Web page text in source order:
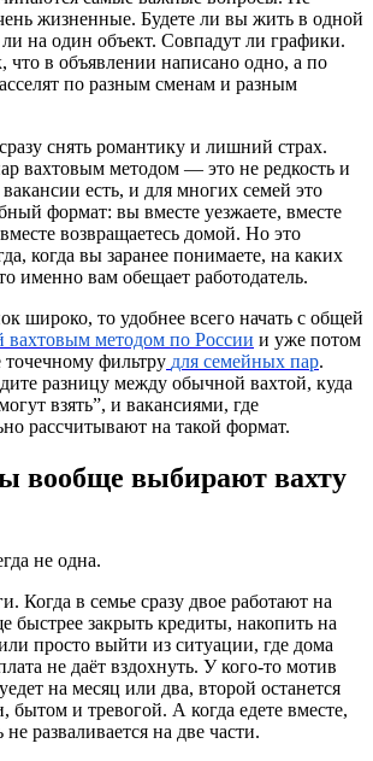
жизненные. Будете ли вы жить в одной
на один объект. Совпадут ли графики.
что в объявлении написано одно, а по
по разным сменам и разным
снять романтику и лишний страх.
вахтовым методом — это не редкость и
есть, и для многих семей это
формат: вы вместе уезжаете, вместе
возвращаетесь домой. Но это
когда вы заранее понимаете, на каких
именно вам обещает работодатель.
широко, то удобнее всего начать с общей
вахтовым методом по России и уже потом
точечному фильтру для семейных пар.
разницу между обычной вахтой, куда
взять”, и вакансиями, где
рассчитывают на такой формат.
вообще выбирают вахту
не одна.
Когда в семье сразу двое работают на
быстрее закрыть кредиты, накопить на
просто выйти из ситуации, где дома
не даёт вздохнуть. У кого-то мотив
на месяц или два, второй останется
бытом и тревогой. А когда едете вместе,
разваливается на две части.